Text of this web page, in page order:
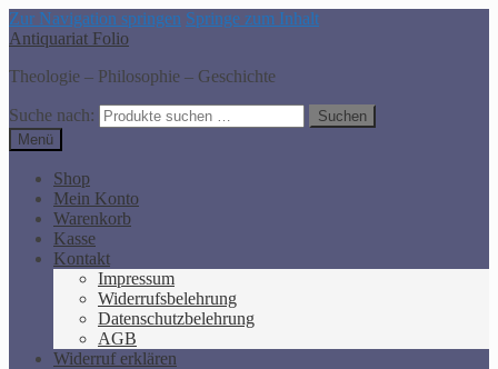
Zur Navigation springen Springe zum Inhalt
Antiquariat Folio
Theologie – Philosophie – Geschichte
Suche nach:
Suchen
Menü
Shop
Mein Konto
Warenkorb
Kasse
Kontakt
Impressum
Widerrufsbelehrung
Datenschutzbelehrung
AGB
Widerruf erklären